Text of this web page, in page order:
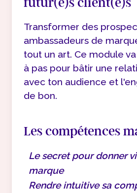
Transformer des
ambassadeurs de
tout un art. Ce module
à pas pour bâtir une
avec ton audience et
de bon.
Les compétences
Le secret pour donner
marque
Rendre intuitive sa